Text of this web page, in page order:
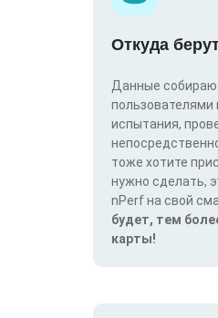
Откуда
Данные
испытания,
тоже хотите
нужно сделать,
nPerf на свой
будет, тем
карты!